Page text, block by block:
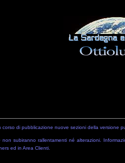
di pubblicazione nuove sezioni della versione
subiranno rallentamenti né alterazioni.
ed in Area Clienti.